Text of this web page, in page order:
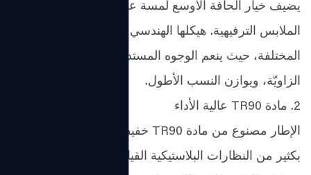
يضيف خيار الحافة الأوسع لمسة عصرية لأزياء الشارع أو
الملابس الترفيهية. هيكلها الهندسي يبرز أشكال الوجه
المختلفة، حيث ينعم الوجوه المستديرة، ويحدد الخطوط
الزاويّة، ويوازن النسب الأطول.
2. مادة TR90 عالية الأداء
الإطار مصنوع من مادة TR90 خفيفة الوزن، ويزن أقل
بكثير من النظارات البلاستيكية القياسية. توفر هذه المادة